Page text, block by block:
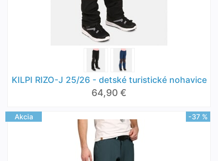
KILPI RIZO-J 25/26 - detské turistické nohavice
64,90 €
Akcia -37 %